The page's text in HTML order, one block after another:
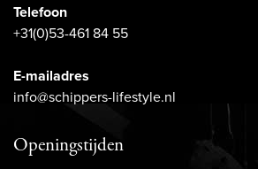
Telefoon
+31(0)53-461 84 55
E-mailadres
info@schippers-lifestyle.nl
Openingstijden